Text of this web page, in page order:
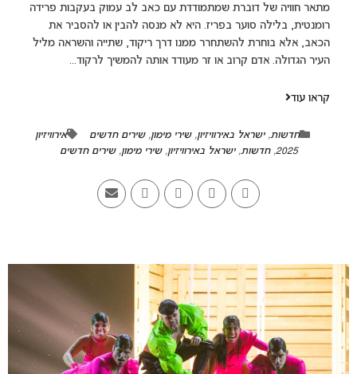
מתאר חוויה של דוברת שמתמודדת עם כאב לב עמוק בעקבות פרידה
רומנטית, בלילה סוער בפריז. היא לא מנסה להבין או להסביר את
הכאב, אלא בוחרת להשתחרר ממנו דרך ריקוד, שתייה והשראה מליל
העיר הגדולה. אדם קרוב או זר מעודד אותה להמשיך לרקוד...
קראו עוד
חדשות,ישראל באירוויזיון,שירי מימון,שירים חדשים
אירוויזיון
2025
,חדשות,ישראל באירוויזיון,שירי מימון,שירים חדשים